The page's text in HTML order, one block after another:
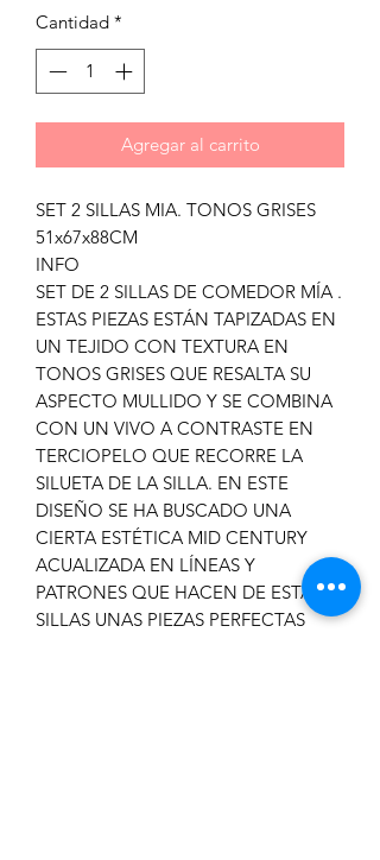
Cantidad *
Agregar al carrito
SET 2 SILLAS MIA. TONOS GRISES
51x67x88CM
INFO
SET DE 2 SILLAS DE COMEDOR MÍA .
ESTAS PIEZAS ESTÁN TAPIZADAS EN
UN TEJIDO CON TEXTURA EN
TONOS GRISES QUE RESALTA SU
ASPECTO MULLIDO Y SE COMBINA
CON UN VIVO A CONTRASTE EN
TERCIOPELO QUE RECORRE LA
SILUETA DE LA SILLA. EN ESTE
DISEÑO SE HA BUSCADO UNA
CIERTA ESTÉTICA MID CENTURY
ACUALIZADA EN LÍNEAS Y
PATRONES QUE HACEN DE ESTAS
SILLAS UNAS PIEZAS PERFECTAS